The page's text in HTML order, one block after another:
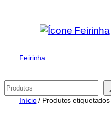
Feirinha
Pesquisar
Início/ Produtos etiquetados